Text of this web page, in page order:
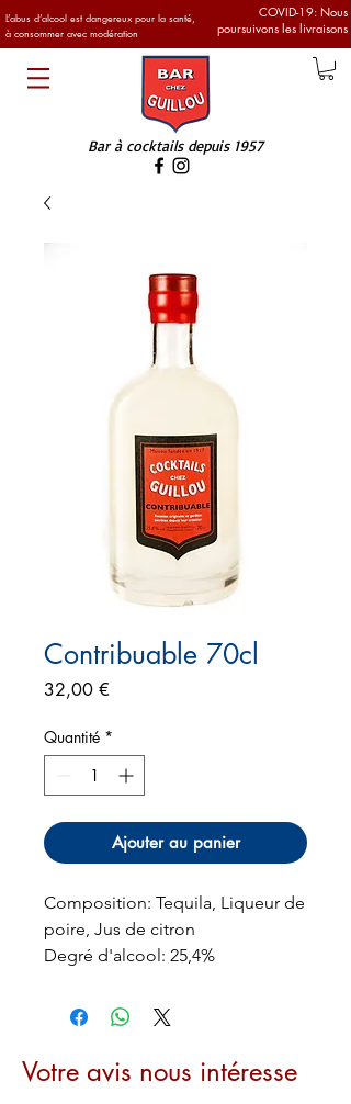
L’abus d’alcool est dangereux pour la santé,
à consommer avec modération
COVID-19: Nous
poursuivons les livraisons
Bar à cocktailsdepuis 1957
Contribuable 70cl
32,00 €
Quantité *
Ajouter au panier
Composition: Tequila, Liqueur de
poire, Jus de citron
Degré d'alcool: 25,4%
Votre avis nous intéresse